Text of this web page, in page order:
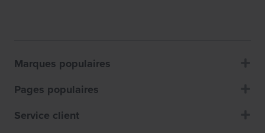
Marques populaires
Pages populaires
Service client